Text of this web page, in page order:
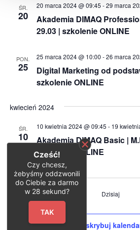
ŚR.
20
Akademia DIMAQ
29.03 | szkolenie ONLINE
20 marca 2024 @ 09:45 -29 marca
PON.
25
Digital Marketing od
szkolenie ONLINE
25 marca 2024 @ 10:00 -26 marca
kwiecień 2024
ŚR.
10
Akademia DIMAQ Basic |
szkolenie ONLINE
10 kwietnia 2024 @ 09:45 - 19
PoprzednieWydarzenia Dzisiaj
Zasubskrybuj
Cześć!
Czy chcesz,
żebyśmy oddzwonili
do Ciebie za darmo
w 28 sekund?
TAK